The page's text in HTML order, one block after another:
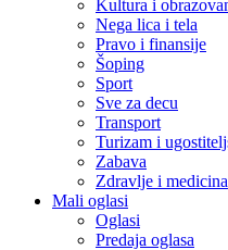
Kultura i
Nega lica i tela
Pravo i finansije
Šoping
Sport
Sve za decu
Transport
Turizam i
Zabava
Zdravlje i medicina
Mali oglasi
Oglasi
Predaja oglasa